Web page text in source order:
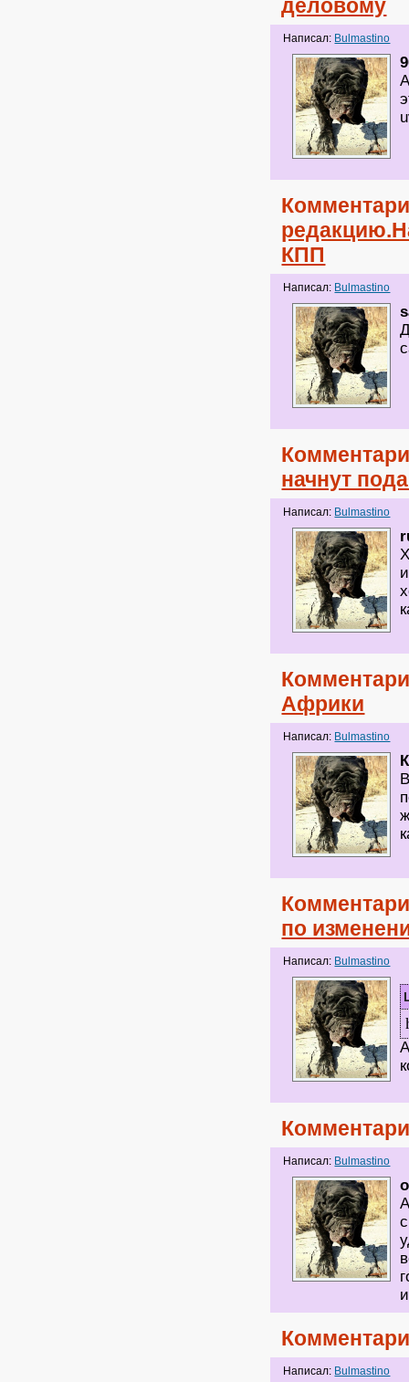
деловому
Написал: Bulmastino
КПП
Написал: Bulmastino
начнут
Написал: Bulmastino
Африки
Написал: Bulmastino
по
Написал: Bulmastino
Написал: Bulmastino
Написал: Bulmastino